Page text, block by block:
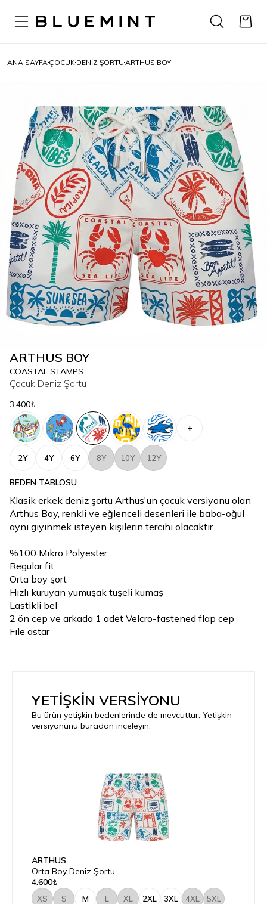
ANA SAYFA ÇOCUK DENIZ ŞORTU ARTHUS BOY
ARTHUS BOY
COASTAL STAMPS
Çocuk Deniz Şortu
3.400₺
+
2Y 4Y 6Y 8Y 10Y 12Y
BEDEN TABLOSU
Klasik erkek deniz şortu Arthus'un çocuk versiyonu olan
Arthus Boy, renkli ve eğlenceli desenleri ile baba-oğul
aynı giyinmek isteyen kişilerin tercihi olacaktır.
%100 Mikro Polyester
Regular fit
Orta boy şort
Hızlı kuruyan yumuşak tuşeli kumaş
Lastikli bel
2 ön cep ve arkada 1 adet Velcro-fastened flap cep
File astar
YETİŞKİN VERSİYONU
Bu ürün yetişkin bedenlerinde de mevcuttur. Yetişkin
versiyonunu buradan inceleyin.
ARTHUS
Orta Boy Deniz Şortu
4.600₺
XS S M L XL 2XL 3XL 4XL 5XL